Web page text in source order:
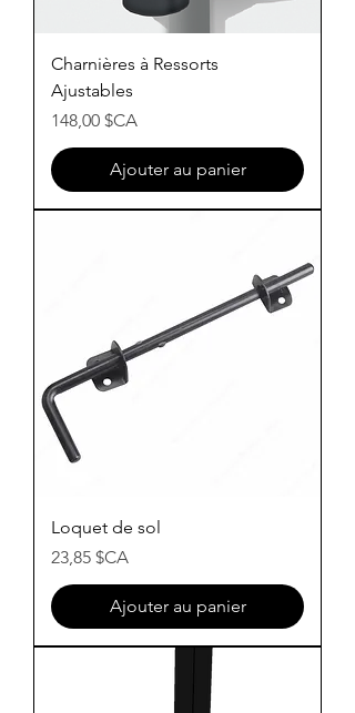
Charnières à Ressorts
Ajustables
Prix
148,00 $CA
Ajouter au panier
Loquet de sol
Prix
23,85 $CA
Ajouter au panier